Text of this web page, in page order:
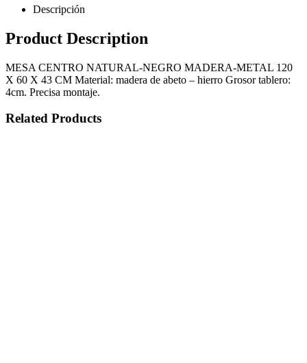
43
CM
Descripción
Product Description
MESA CENTRO NATURAL-NEGRO MADERA-METAL 120
X 60 X 43 CM Material: madera de abeto – hierro Grosor tablero:
4cm. Precisa montaje.
Related Products